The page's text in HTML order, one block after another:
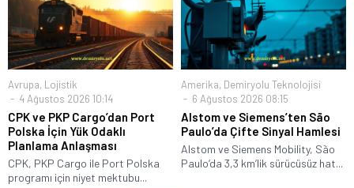
Avrupa, Lojistik
4 Ağustos 2026 10:14
CPK ve PKP Cargo’dan Port
Polska İçin Yük Odaklı
Planlama Anlaşması
CPK, PKP Cargo ile Port Polska
programı için niyet mektubu...
Amerika, Demiryolu Teknolojisi
6 Ağustos 2026 08:15
Alstom ve Siemens’ten São
Paulo’da Çifte Sinyal Hamlesi
Alstom ve Siemens Mobility, São
Paulo’da 3,3 km’lik sürücüsüz hat...